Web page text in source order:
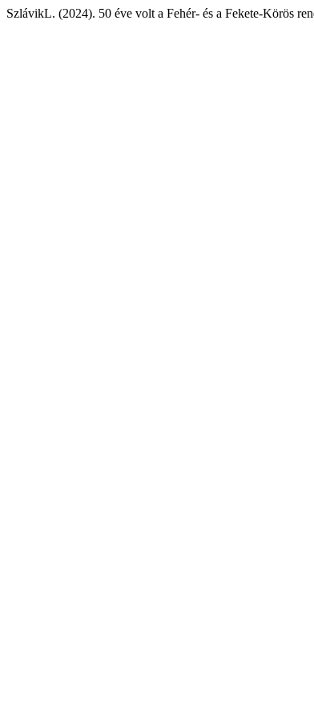
SzlávikL. (2024). 50 éve volt a Fehér- és a Fekete-Körös